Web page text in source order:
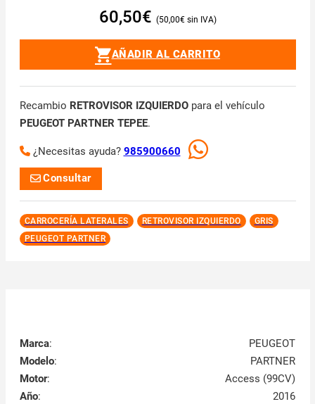
60,50€ 50,00€
AÑADIR AL CARRITO
Recambio RETROVISOR IZQUIERDOpara el vehículo
PEUGEOT PARTNER TEPEE.
¿Necesitas ayuda? 985900660
Consultar
CARROCERÍA LATERALES RETROVISOR IZQUIERDO
GRIS
PEUGEOT PARTNER
Marca:
PEUGEOT
Modelo:
PARTNER
Motor:
Access (99CV)
Año: 2016